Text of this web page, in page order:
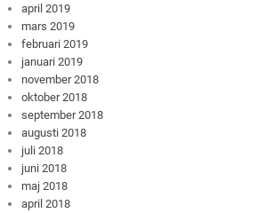
april 2019
mars 2019
februari 2019
januari 2019
november 2018
oktober 2018
september 2018
augusti 2018
juli 2018
juni 2018
maj 2018
april 2018